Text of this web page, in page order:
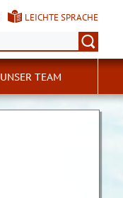
LEICHTE SPRACHE
UNSER TEAM